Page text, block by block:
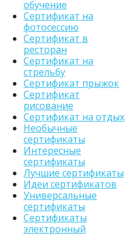
обучение
Сертификат на
фотосессию
Сертификат в
ресторан
Сертификат на
стрельбу
Сертификат прыжок
Сертификат
рисование
Сертификат на отдых
Необычные
сертификаты
Интересные
сертификаты
Лучшие сертификаты
Идеи сертификатов
Универсальные
сертификаты
Сертификаты
электронный